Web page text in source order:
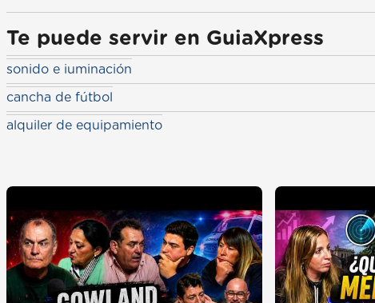
Te puede servir en GuiaXpress
sonido e iuminación
cancha de fútbol
alquiler de equipamiento